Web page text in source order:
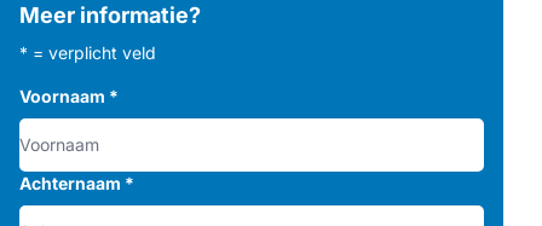
Meer informatie?
* = verplicht veld
Voornaam *
Achternaam *